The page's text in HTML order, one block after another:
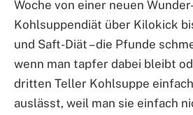
Woche von einer neuen
Kohlsuppendiät über Kilokick
und Saft-Diät – die Pfunde
wenn man tapfer dabei bleibt
dritten Teller Kohlsuppe
auslässt, weil man sie einfach